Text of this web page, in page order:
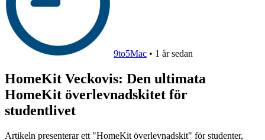
9to5Mac • 1 år sedan
HomeKit Veckovis: Den ultimata
HomeKit överlevnadskitet för
studentlivet
Artikeln presenterar ett "HomeKit överlevnadskit" för studenter,